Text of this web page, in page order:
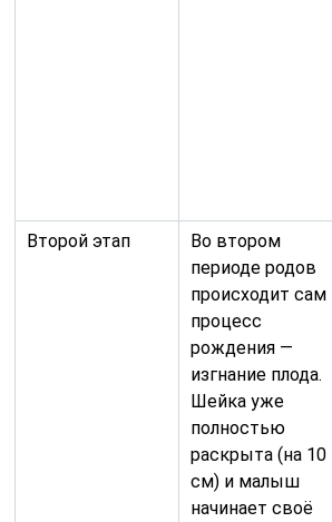
Второй этап
Во втором
периоде родов
происходит сам
процесс
рождения —
изгнание плода.
Шейка уже
полностью
раскрыта (на 10
см) и малыш
начинает своё